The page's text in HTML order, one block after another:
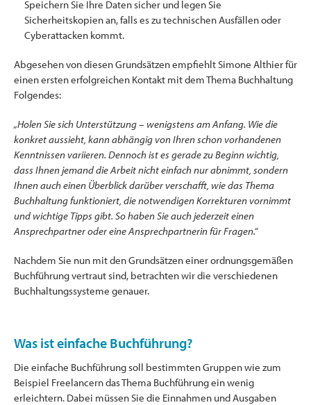
Speichern Sie Ihre Daten sicher und legen Sie
Sicherheitskopien an, falls es zu technischen Ausfällen oder
Cyberattacken kommt.
Abgesehen von diesen Grundsätzen empfiehlt Simone Althier für
einen ersten erfolgreichen Kontakt mit dem Thema Buchhaltung
Folgendes:
„Holen Sie sich Unterstützung – wenigstens am Anfang. Wie die
konkret aussieht, kann abhängig von Ihren schon vorhandenen
Kenntnissen variieren. Dennoch ist es gerade zu Beginn wichtig,
dass Ihnen jemand die Arbeit nicht einfach nur abnimmt, sondern
Ihnen auch einen Überblick darüber verschafft, wie das Thema
Buchhaltung funktioniert, die notwendigen Korrekturen vornimmt
und wichtige Tipps gibt. So haben Sie auch jederzeit einen
Ansprechpartner oder eine Ansprechpartnerin für Fragen.“
Nachdem Sie nun mit den Grundsätzen einer ordnungsgemäßen
Buchführung vertraut sind, betrachten wir die verschiedenen
Buchhaltungssysteme genauer.
Was ist einfache Buchführung?
Die einfache Buchführung soll bestimmten Gruppen wie zum
Beispiel Freelancern das Thema Buchführung ein wenig
erleichtern. Dabei müssen Sie die Einnahmen und Ausgaben